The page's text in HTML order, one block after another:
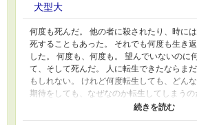
犬型大
何度も死んだ。 他の者に殺されたり、時に
死することもあった。 それでも何度も生き
した。 何度も、何度も。 望んでいないのに
て、そして死んだ。 人に転生できたならま
もしれない。 けれど何度転生しても、どん
期待をしても、なぜなのか転生してしまうの
の生こそは生き延びる。 次こそは転生など
そう思っていた。 しかしドゥゼアは思い出